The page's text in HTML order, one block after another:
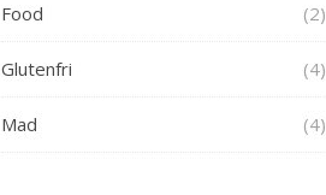
Food (2)
Glutenfri (4)
Mad (4)